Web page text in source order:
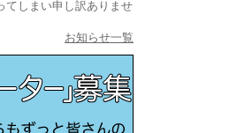
てしまい申し訳ありませ
お知らせ一覧